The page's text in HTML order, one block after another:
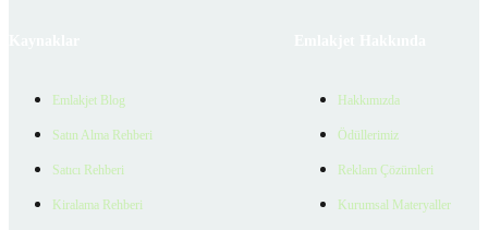
Emlakjet Blog
Satın Alma Rehberi
Satıcı Rehberi
Kiralama Rehberi
Hakkımızda
Ödüllerimiz
Reklam Çözümleri
Kurumsal Materyaller